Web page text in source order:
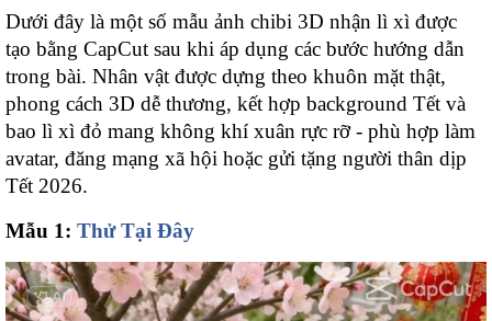
Dưới đây là một số mẫu ảnh chibi 3D nhận lì xì được
tạo bằng CapCut sau khi áp dụng các bước hướng dẫn
trong bài. Nhân vật được dựng theo khuôn mặt thật,
phong cách 3D dễ thương, kết hợp background Tết và
bao lì xì đỏ mang không khí xuân rực rỡ - phù hợp làm
avatar, đăng mạng xã hội hoặc gửi tặng người thân dịp
Tết 2026.
Mẫu 1: Thử Tại Đây